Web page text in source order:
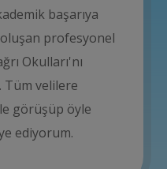
başarıya
profesyonel
Okulları'nı
Tüm velilere
görüşüp öyle
ediyorum.